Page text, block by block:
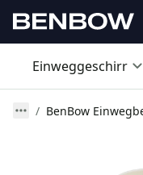
Einweggeschirr
BenBow